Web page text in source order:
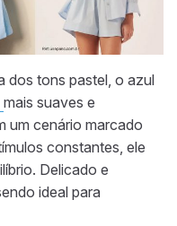
dos tons pastel, o azul
mais suaves e
um cenário marcado
constantes, ele
Delicado e
ideal para